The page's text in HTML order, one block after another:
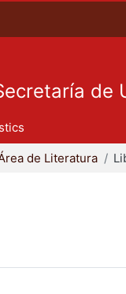
de
de Literatura